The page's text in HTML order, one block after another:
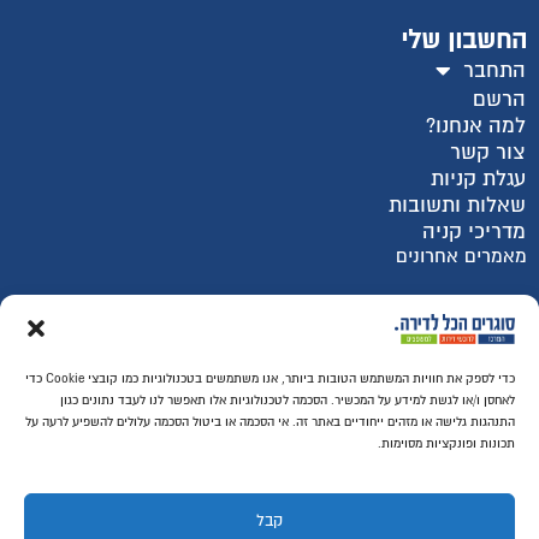
כדי לספק את חוויות המשתמש הטובות ביותר, אנו משתמשים בטכנולוגיות כמו קובצי Cookie כדי
לאחסן ו/או לגשת למידע על המכשיר. הסכמה לטכנולוגיות אלו תאפשר לנו לעבד נתונים כגון
התנהגות גלישה או מזהים ייחודיים באתר זה. אי הסכמה או ביטול הסכמה עלולים להשפיע לרעה על
תכונות ופונקציות מסוימות.
קבל
החשבון שלי
התחבר
הרשם
למה אנחנו?
צור קשר
עגלת קניות
שאלות ותשובות
מדריכי קניה
מאמרים אחרונים
רכישה מאובטחת SSL